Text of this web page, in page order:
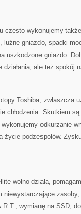
często wykonujemy
luźne gniazdo, spadki
uszkodzone gniazdo.
ale też spokój
Toshiba, zwłaszcza
chłodzenia. Skutkiem są
odkurzanie
życie podzespołów.
wolno działa,
wymianę na SSD,